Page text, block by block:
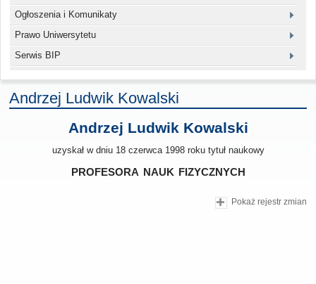
Ogłoszenia i Komunikaty
Prawo Uniwersytetu
Serwis BIP
Andrzej Ludwik Kowalski
Andrzej Ludwik Kowalski
uzyskał w dniu 18 czerwca 1998 roku tytuł naukowy
profesora nauk fizycznych
Pokaż rejestr zmian